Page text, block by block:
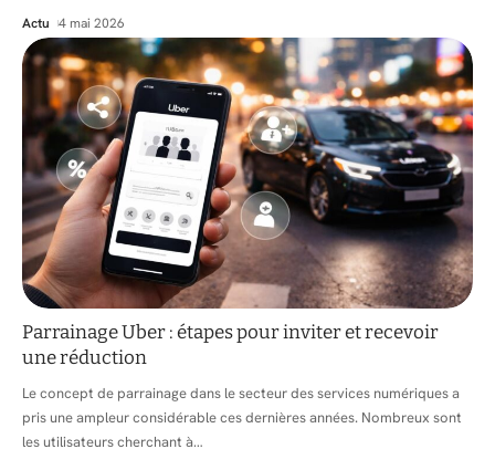
Actu 4 mai 2026
Parrainage Uber : étapes pour inviter et recevoir
une réduction
Le concept de parrainage dans le secteur des services numériques a
pris une ampleur considérable ces dernières années. Nombreux sont
les utilisateurs cherchant à…